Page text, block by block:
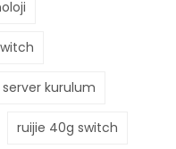
kurulum
ruijie 40g switch